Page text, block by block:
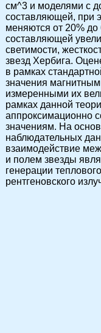
см^3 и моделями с
составляющей, при
меняются от 20% до
составляющей
светимости,
звезд Хербига.
в рамках
значения
измеренными их
рамках данной
аппроксимационно
значениям. На
наблюдательных
взаимодействие
и полем звезды
генерации
рентгеновского